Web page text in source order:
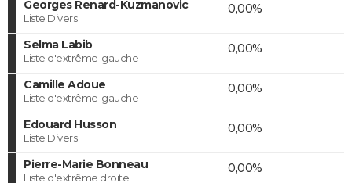
Georges Renard-Kuzmanovic
Liste Divers
0,00%
Selma Labib
Liste d'extrême-gauche
0,00%
Camille Adoue
Liste d'extrême-gauche
0,00%
Edouard Husson
Liste Divers
0,00%
Pierre-Marie Bonneau
Liste d'extrême droite
0,00%